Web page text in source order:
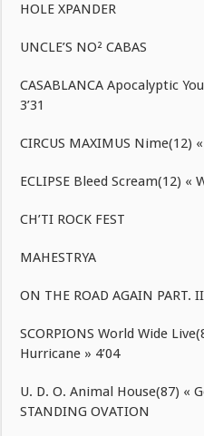
HOLE XPANDER
UNCLE’S NO² CABAS
CASABLANCA Apocalyptic
3’31
CIRCUS MAXIMUS Nime(12)
ECLIPSE Bleed Scream(12) «
CH’TI ROCK FEST
MAHESTRYA
ON THE ROAD AGAIN PART. II
SCORPIONS World Wide
Hurricane » 4’04
U. D. O. Animal House(87) «
STANDING OVATION